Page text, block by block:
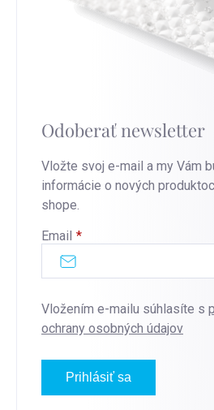
Odoberať newsletter
Vložte svoj e-mail a my Vám
informácie o nových
shope.
Email
Vložením e-mailu súhlasíte s
ochrany osobných údajov
Prihlásiť sa